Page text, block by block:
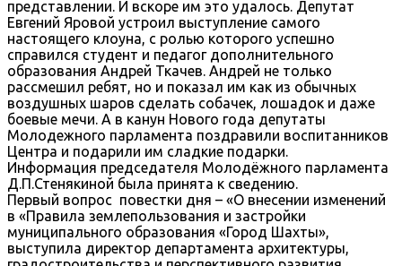
представлении. И вскоре им это удалось. Депутат
Евгений Яровой устроил выступление самого
настоящего клоуна, с ролью которого успешно
справился студент и педагог дополнительного
образования Андрей Ткачев. Андрей не только
рассмешил ребят, но и показал им как из обычных
воздушных шаров сделать собачек, лошадок и даже
боевые мечи. А в канун Нового года депутаты
Молодежного парламента поздравили воспитанников
Центра и подарили им сладкие подарки.
Информация председателя Молодёжного парламента
Д.П.Стенякиной была принята к сведению.
Первый вопрос повестки дня – «О внесении изменений
в «Правила землепользования и застройки
муниципального образования «Город Шахты»,
выступила директор департамента архитектуры,